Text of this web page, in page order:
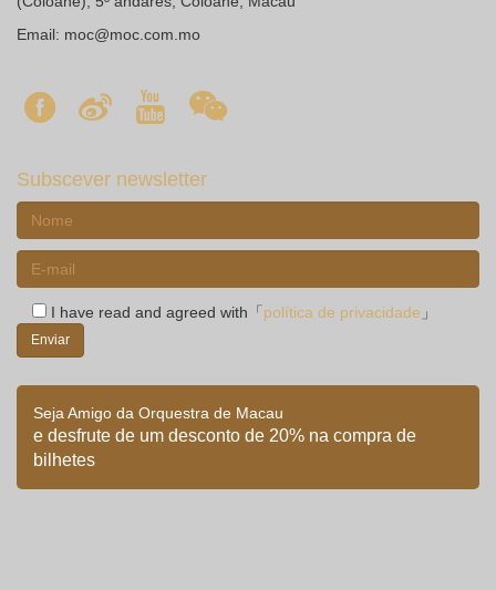
Email: moc@moc.com.mo
Subscever newsletter
I have read and agreed with「 política de privacidade 」
Seja Amigo da Orquestra de Macau
e desfrute de um desconto de 20% na compra de
bilhetes